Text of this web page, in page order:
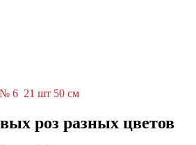
№ 6 21 шт 50 см
роз разных цветов